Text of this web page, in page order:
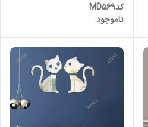
کدMD569
ناموجود